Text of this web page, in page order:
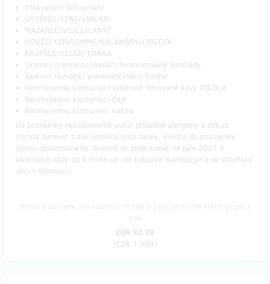
Překvapení šéfkuchaře
ÚSTŘICE/KIWI/JABLKO
MAZANEC/VEJCE/LANÝŽ
HOVĚZÍ CONSOMMÉ/KALÁMÁRY/LIBEČEK
KRUPICE/CELER/TONKA
Sklenici crémantu/domácí fermentované limonády
Sklenici mimózy/ pomerančového freshe
Neomezenou konzumaci výběrové filtrované kávy PIKOLA
Neomezenou konzumaci čaje
Neomezenou konzumaci kakaa
Do poznámky nezapomeňte uvést případné alergeny a pokud
chcete darovat tuhle odměnu jako dárek, uveďte do poznámky
jméno obdarovaného. Brunch se bude konat na jaře 2021 o
víkendech vždy od 9 hodin ve vile Eduarda Hamburgera ve Vídeňské
ulici v Olomouci.
EUR 82.38
(CZK 1,999)